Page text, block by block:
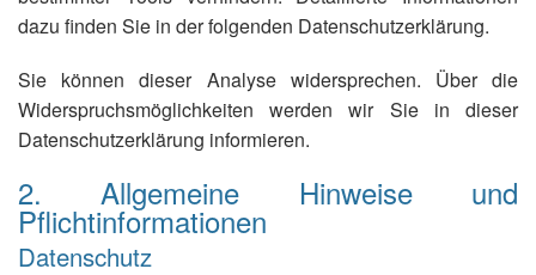
dazu finden Sie in der folgenden Datenschutzerklärung.
Sie können dieser Analyse widersprechen. Über die
Widerspruchsmöglichkeiten werden wir Sie in dieser
Datenschutzerklärung informieren.
2. Allgemeine Hinweise und
Pflichtinformationen
Datenschutz